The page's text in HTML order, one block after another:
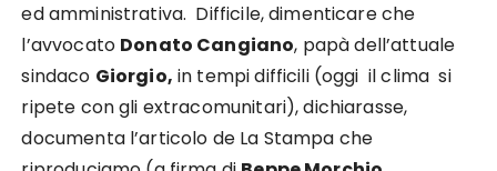
ed amministrativa. Difficile, dimenticare che
l’avvocato Donato Cangiano, papà dell’attuale
sindaco Giorgio, in tempi difficili (oggi il clima si
ripete con gli extracomunitari), dichiarasse,
documenta l’articolo de La Stampa che